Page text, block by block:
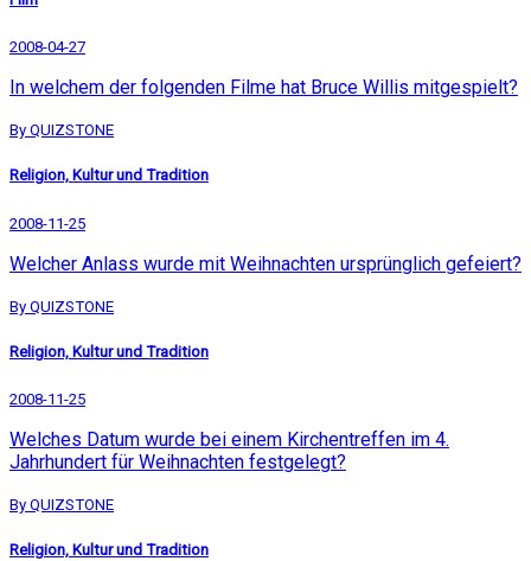
2008-04-27
In welchem der folgenden Filme hat Bruce Willis mitgespielt?
By QUIZSTONE
Religion, Kultur und Tradition
2008-11-25
Welcher Anlass wurde mit Weihnachten ursprünglich gefeiert?
By QUIZSTONE
Religion, Kultur und Tradition
2008-11-25
Welches Datum wurde bei einem Kirchentreffen im 4.
Jahrhundert für Weihnachten festgelegt?
By QUIZSTONE
Religion, Kultur und Tradition